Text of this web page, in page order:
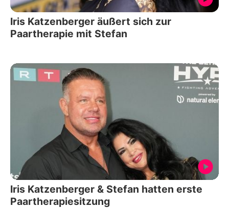
Iris Katzenberger äußert sich zur
Paartherapie mit Stefan
Iris Katzenberger & Stefan hatten erste
Paartherapiesitzung